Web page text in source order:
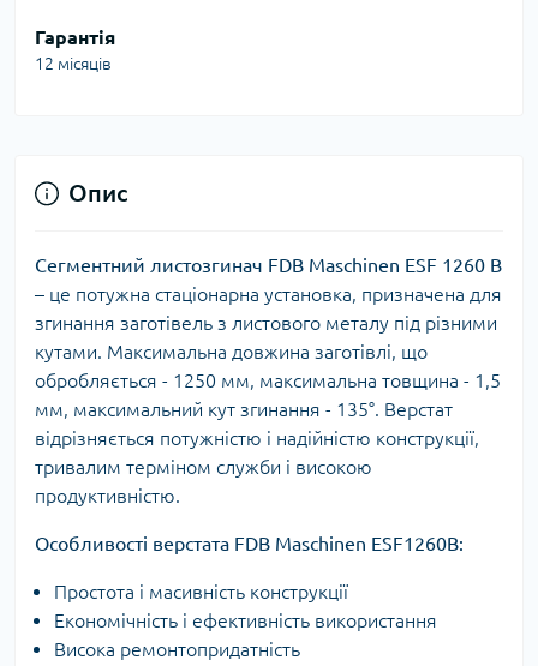
Гарантія
12 місяців
Опис
Сегментний листозгинач FDB Maschinen ESF 1260 B
– це потужна стаціонарна установка, призначена для
згинання заготівель з листового металу під різними
кутами. Максимальна довжина заготівлі, що
обробляється - 1250 мм, максимальна товщина - 1,5
мм, максимальний кут згинання - 135°. Верстат
відрізняється потужністю і надійністю конструкції,
тривалим терміном служби і високою
продуктивністю.
Особливості верстата FDB Maschinen ESF1260B:
Простота і масивність конструкції
Економічність і ефективність використання
Висока ремонтопридатність